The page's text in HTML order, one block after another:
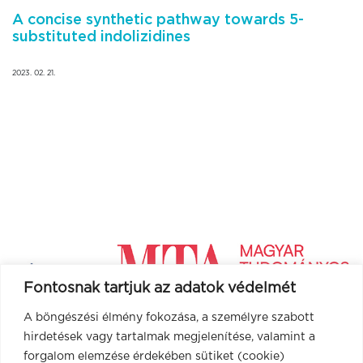
Fontosnak tartjuk az adatok védelmét
A böngészési élmény fokozása, a személyre szabott
hirdetések vagy tartalmak megjelenítése, valamint a
forgalom elemzése érdekében sütiket (cookie)
A concise synthetic pathway towards 5-
substituted indolizidines
2023. 02. 21.